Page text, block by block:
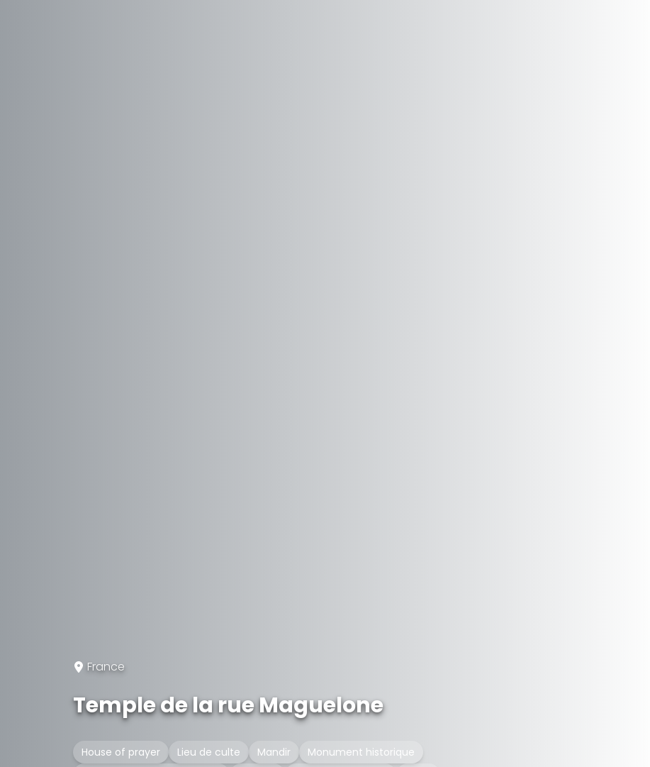
France
Temple de la rue Maguelone
House of prayer Lieu de culte Mandir
Monument historique